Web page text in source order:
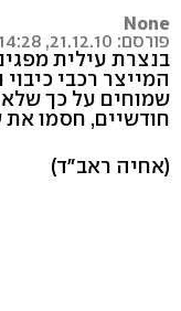
None
פורסם: 21.12.10, 14:28
בנצרת עילית
המייצר רכבי
שמוחים על כך
חודשיים, חסמו
(אחיה ראב"ד)